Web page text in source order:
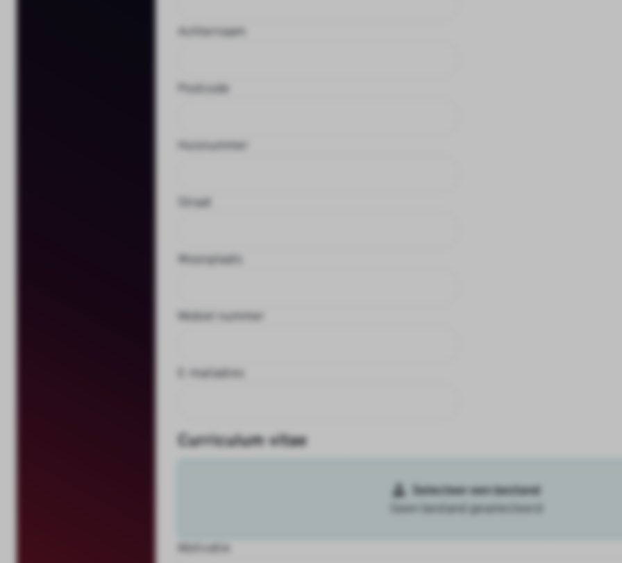
Achternaam
Postcode
Huisnummer
Straat
Woonplaats
Mobiel nummer
E-mailadres
Curriculum vitae
Geen bestand geselecteerd
Selecteer een bestand
Motivatie